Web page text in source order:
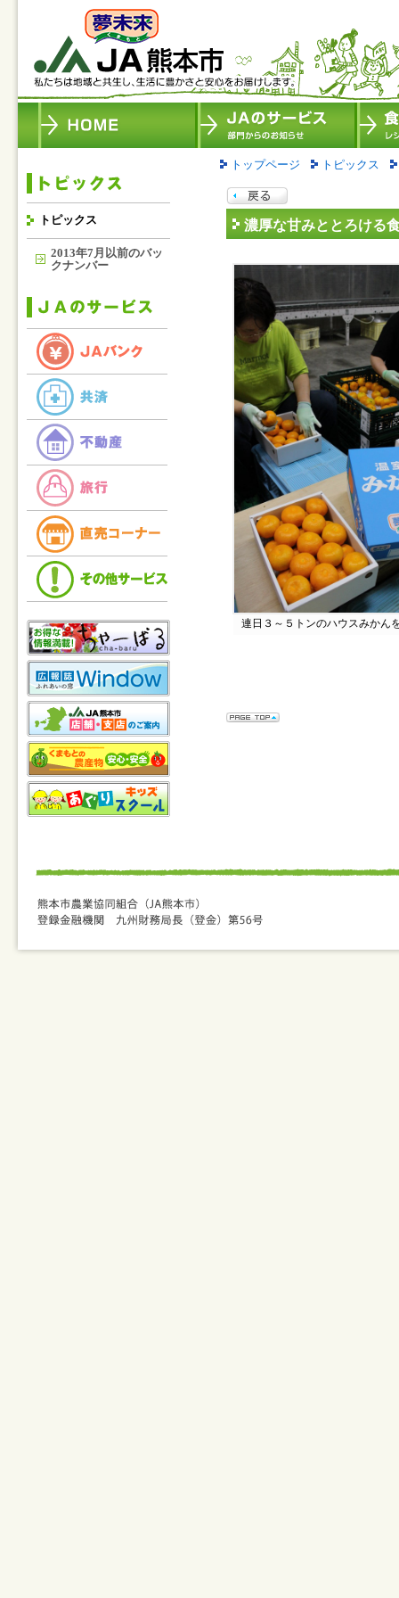
トピックス
2013年7月以前のバッ
クナンバー
トップページ トピックス
濃厚な甘みととろける
連日３～５トンのハウスみかん